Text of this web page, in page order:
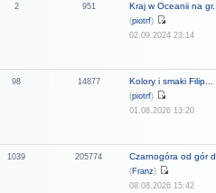
2 951 Kraj w Oceanii na gr...
(piotrf)
02.09.2024 23:14
98 14877 Kolory i smaki Filip...
(piotrf)
01.08.2026 13:20
1039 205774 Czarnogóra od gór
(Franz)
08.08.2026 15:42